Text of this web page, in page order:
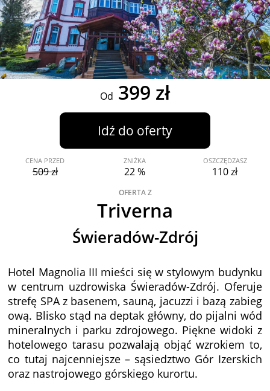
Od 399 zł
Idź do oferty
CENA PRZED
509 zł
ZNIŻKA
22 %
OSZCZĘDZASZ
110 zł
OFERTA Z
Triverna
Świeradów-Zdrój
Hotel Magnolia III mieści się w stylowym budynku
w centrum uzdrowiska Świeradów-Zdrój. Oferuje
strefę SPA z basenem, sauną, jacuzzi i bazą zabieg
ową. Blisko stąd na deptak główny, do pijalni wód
mineralnych i parku zdrojowego. Piękne widoki z
hotelowego tarasu pozwalają objąć wzrokiem to,
co tutaj najcenniejsze – sąsiedztwo Gór Izerskich
oraz nastrojowego górskiego kurortu.